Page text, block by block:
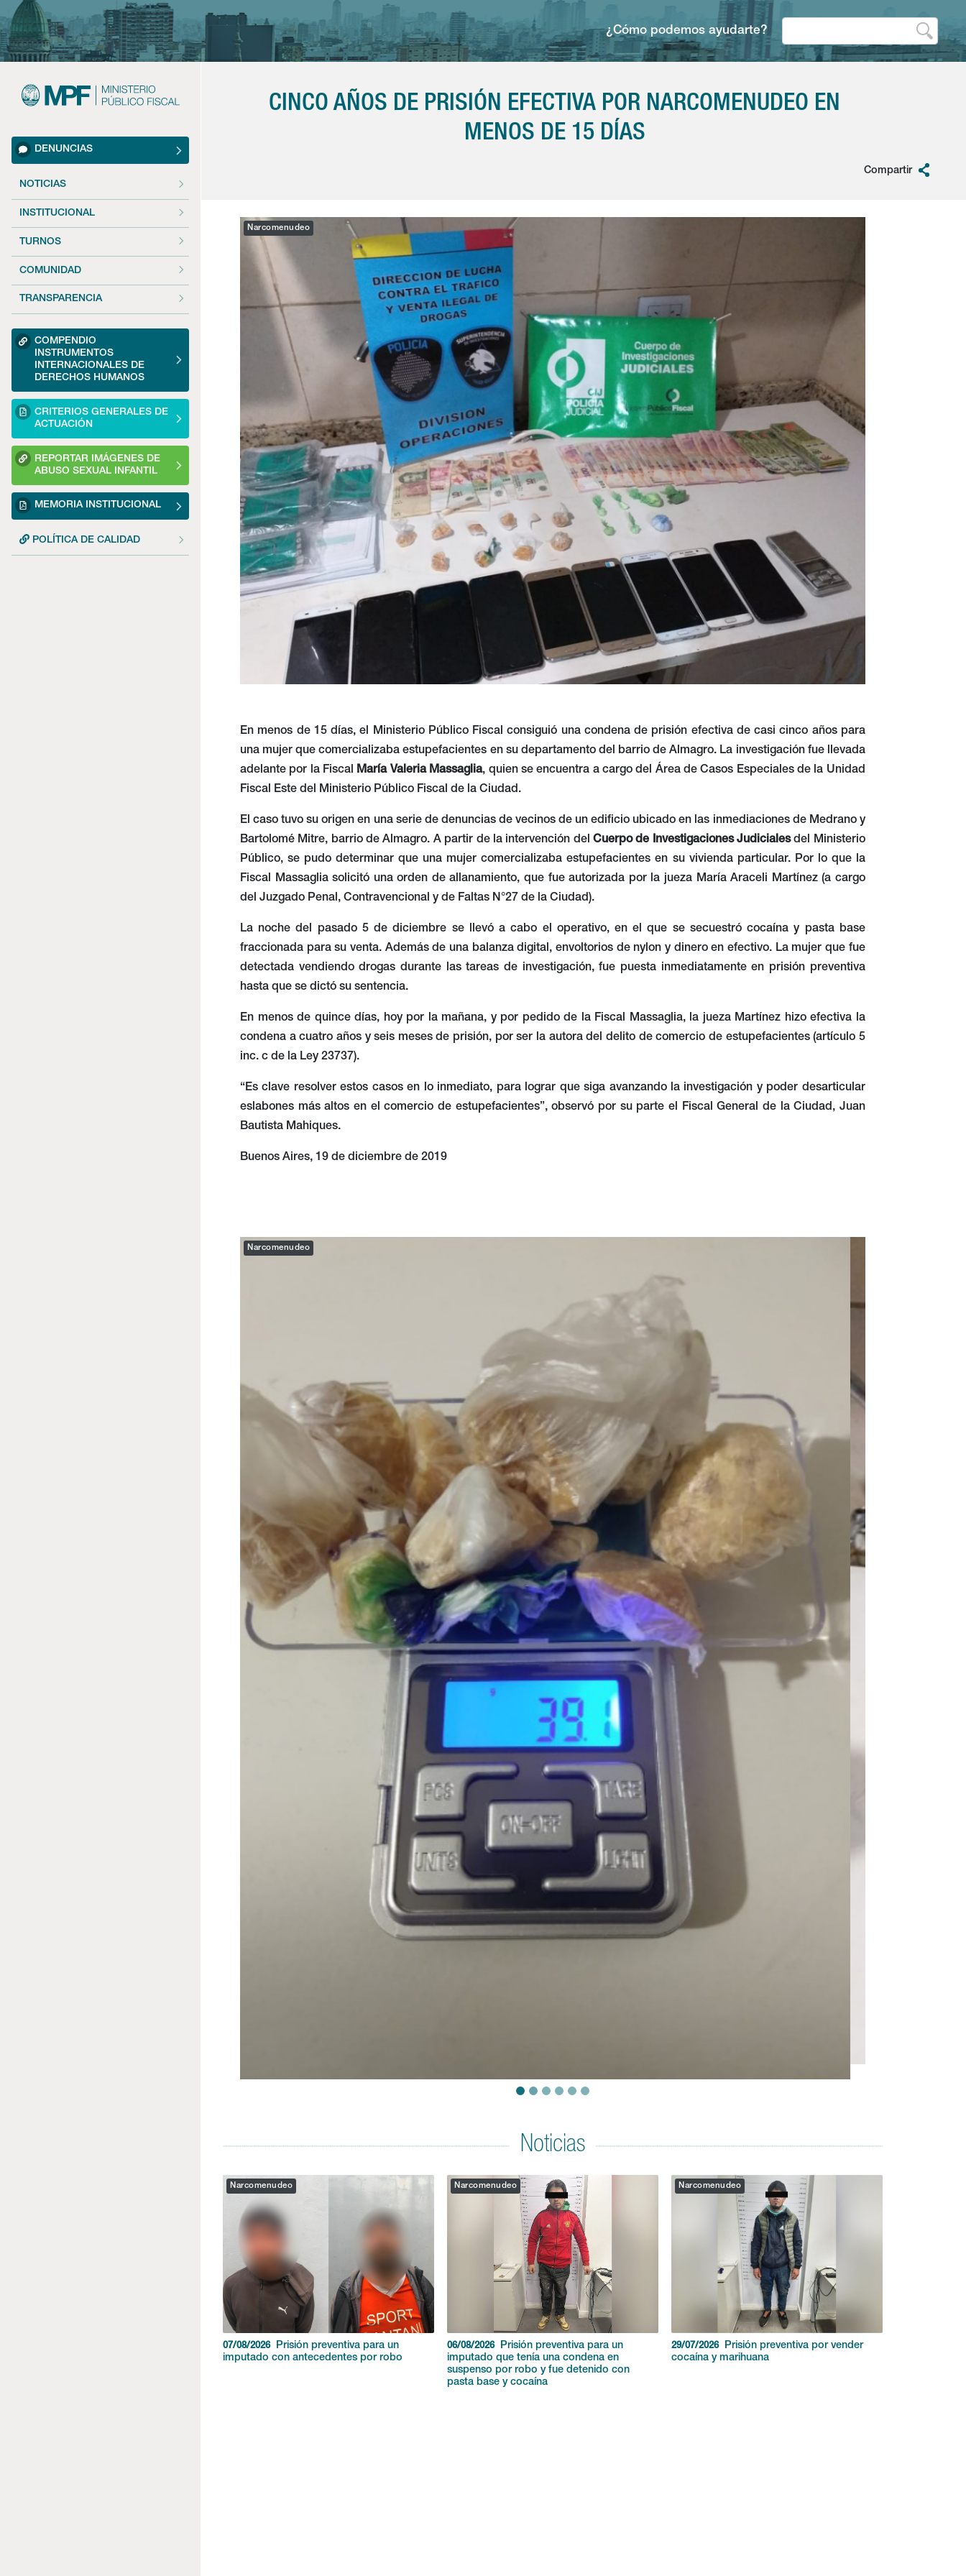
¿Cómo podemos ayudarte?
DENUNCIAS
NOTICIAS
INSTITUCIONAL
TURNOS
COMUNIDAD
TRANSPARENCIA
COMPENDIO
INSTRUMENTOS
INTERNACIONALES DE
DERECHOS HUMANOS
CRITERIOS GENERALES DE
ACTUACIÓN
REPORTAR IMÁGENES DE
ABUSO SEXUAL INFANTIL
MEMORIA INSTITUCIONAL
POLÍTICA DE CALIDAD
CINCO AÑOS DE PRISIÓN EFECTIVA POR NARCOMENUDEO EN
MENOS DE 15 DÍAS
Compartir
Narcomenudeo
En menos de 15 días, el Ministerio Público Fiscal consiguió una condena de prisión efectiva de casi cinco años para
una mujer que comercializaba estupefacientes en su departamento del barrio de Almagro. La investigación fue llevada
adelante por la Fiscal María Valeria Massaglia, quien se encuentra a cargo del Área de Casos Especiales de la Unidad
Fiscal Este del Ministerio Público Fiscal de la Ciudad.
El caso tuvo su origen en una serie de denuncias de vecinos de un edificio ubicado en las inmediaciones de Medrano y
Bartolomé Mitre, barrio de Almagro. A partir de la intervención delCuerpo de Investigaciones Judicialesdel Ministerio
Público, se pudo determinar que una mujer comercializaba estupefacientes en su vivienda particular. Por lo que la
Fiscal Massaglia solicitó una orden de allanamiento, que fue autorizada por la jueza María Araceli Martínez (a cargo
del Juzgado Penal, Contravencional y de Faltas N°27 de la Ciudad).
La noche del pasado 5 de diciembre se llevó a cabo el operativo, en el que se secuestró cocaína y pasta base
fraccionada para su venta. Además de una balanza digital, envoltorios de nylon y dinero en efectivo. La mujer que fue
detectada vendiendo drogas durante las tareas de investigación, fue puesta inmediatamente en prisión preventiva
hasta que se dictó su sentencia.
En menos de quince días, hoy por la mañana, y por pedido de la Fiscal Massaglia, la jueza Martínez hizo efectiva la
condena a cuatro años y seis meses de prisión, por ser la autora del delito de comercio de estupefacientes (artículo 5
inc. c de la Ley 23737).
“Es clave resolver estos casos en lo inmediato, para lograr que siga avanzando la investigación y poder desarticular
eslabones más altos en el comercio de estupefacientes”, observó por su parte el Fiscal General de la Ciudad, Juan
Bautista Mahiques.
Buenos Aires, 19 de diciembre de 2019
Narcomenudeo
Noticias
07/08/2026
Prisión preventiva para un
imputado con antecedentes por robo
06/08/2026
Prisión preventiva para un
imputado que tenía una condena en
suspenso por robo y fue detenido con
pasta base y cocaína
29/07/2026
Prisión preventiva por vender
cocaína y marihuana